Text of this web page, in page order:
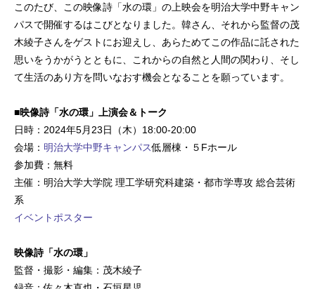
このたび、この映像詩「水の環」の上映会を明治大学中野キャン
パスで開催するはこびとなりました。韓さん、それから監督の茂
木綾子さんをゲストにお迎えし、あらためてこの作品に託された
思いをうかがうとともに、これからの自然と人間の関わり、そし
て生活のあり方を問いなおす機会となることを願っています。
■映像詩「水の環」上演会＆トーク
日時：2024年5月23日（木）18:00-20:00
会場： 明治大学中野キャンパス低層棟・５Fホール
参加費：無料
主催：明治大学大学院 理工学研究科建築・都市学専攻 総合芸術
系
イベントポスター
映像詩「水の環」
監督・撮影・編集：茂木綾子